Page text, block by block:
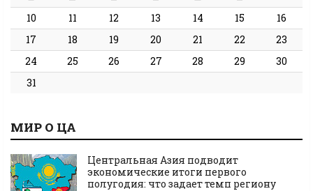
10
11 12 13 14 15
16
17
18 19 20 21 22
23
24
25 26 27 28 29
30
31
МИР О ЦА
Центральная Азия подводит
экономические итоги первого
полугодия: что задает темп региону